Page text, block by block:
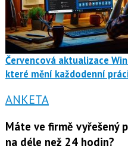
Červencová aktualizace
které mění každodenní
ANKETA
Máte ve firmě vyřešený
na déle než 24 hodin?